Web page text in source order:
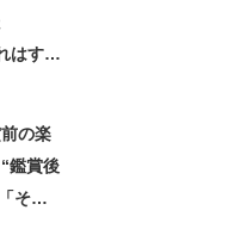
すご
の楽
鑑賞後
そう